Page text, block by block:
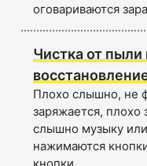
оговариваются
Чистка от пыли
Плохо слышно, не
заряжается, плохо
слышно музыку
нажимаются